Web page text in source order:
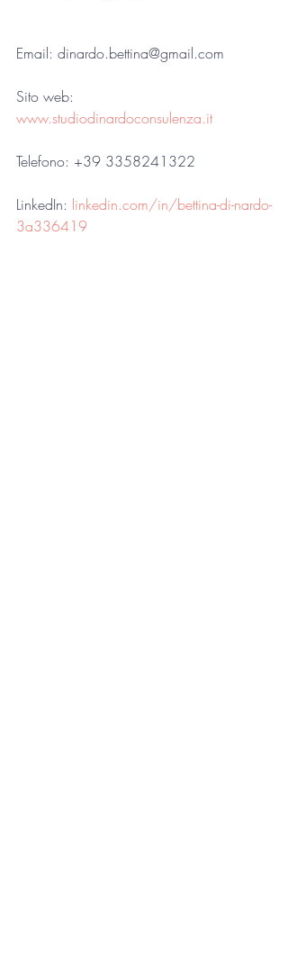
Email: dinardo.bettina@gmail.com
Sito web:
www.studiodinardoconsulenza.it
Telefono: +39 3358241322
LinkedIn: linkedin.com/in/bettina-di-nardo-
3a336419